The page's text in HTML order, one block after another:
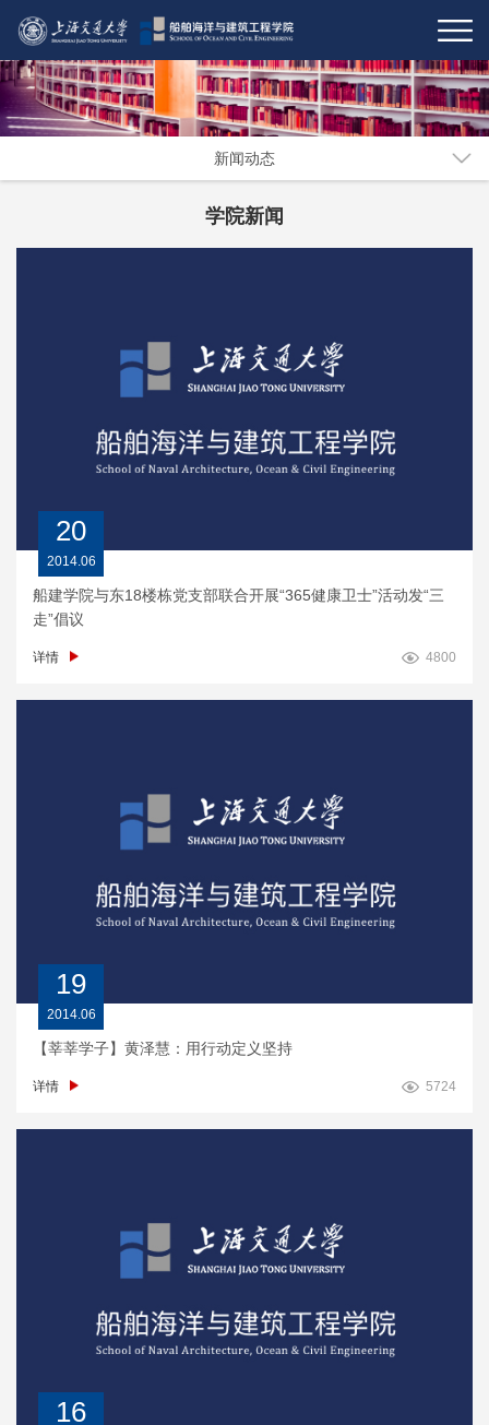
新闻动态
学院新闻
20
2014.06
船建学院与东18楼栋党支部联合开展“365健康卫士”活动发“三
走”倡议
详情 4800
19
2014.06
【莘莘学子】黄泽慧：用行动定义坚持
详情 5724
16